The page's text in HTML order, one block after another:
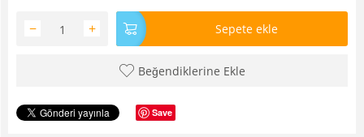
+
− Sepete ekle
Beğendiklerine Ekle
Save